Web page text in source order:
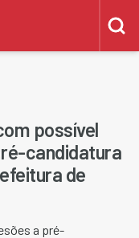
possível
candidatura
de
a pré-